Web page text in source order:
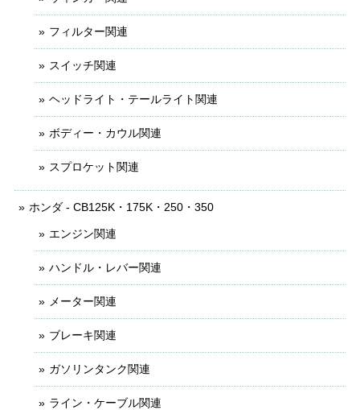
フィルター関連
スイッチ関連
ヘッドライト・テールライト関連
ボディー・カウル関連
スプロケット関連
ホンダ - CB125K・175K・250・350
エンジン関連
ハンドル・レバー関連
メーター関連
ブレーキ関連
ガソリンタンク関連
ライン・ケーブル関連